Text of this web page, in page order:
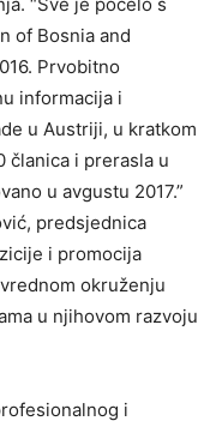
“Sve je počelo s
of Bosnia and
Prvobitno
informacija i
u Austriji, u kratkom
članica i prerasla u
u avgustu 2017.”
predsjednica
i promocija
okruženju
u njihovom razvoju
i